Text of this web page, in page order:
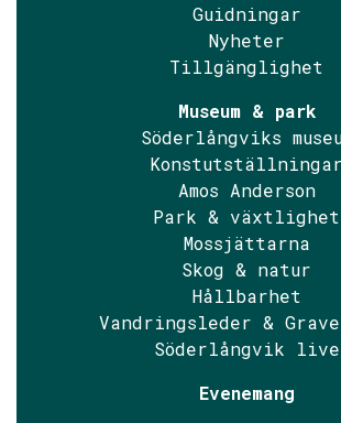
Guidningar
Nyheter
Tillgänglighet
Museum & park
Söderlångviks
Konstutställningar
Amos Anderson
Park & växtlighet
Mossjättarna
Skog & natur
Hållbarhet
Vandringsleder &
Söderlångvik live
Evenemang